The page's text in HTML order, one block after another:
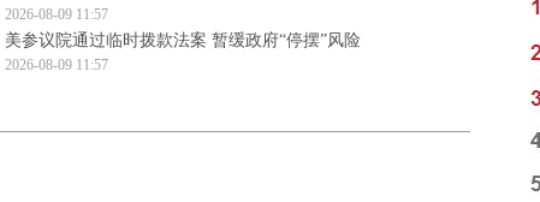
2026-08-09 11:57
美参议院通过临时拨款法案 暂缓政府“停摆”风险
2026-08-09 11:57